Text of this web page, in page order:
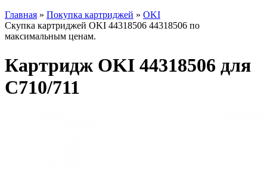
Главная » Покупка картриджей » OKI
Скупка картриджей OKI 44318506 44318506 по
максимальным ценам.
Картридж OKI 44318506 для
C710/711